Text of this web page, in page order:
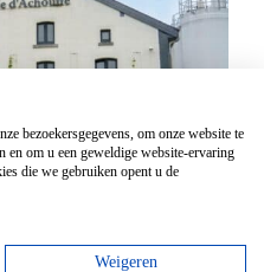
bezoekersgegevens, om onze website te
en om u een geweldige website-ervaring
die we gebruiken opent u de
Weigeren